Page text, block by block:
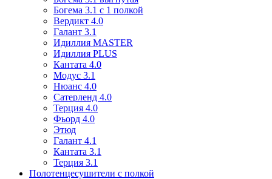
Богема 3.1 с 1 полкой
Вердикт 4.0
Галант 3.1
Идиллия MASTER
Идиллия PLUS
Кантата 4.0
Модус 3.1
Нюанс 4.0
Сатерленд 4.0
Терция 4.0
Фьорд 4.0
Этюд
Галант 4.1
Кантата 3.1
Терция 3.1
Полотенцесушители с полкой